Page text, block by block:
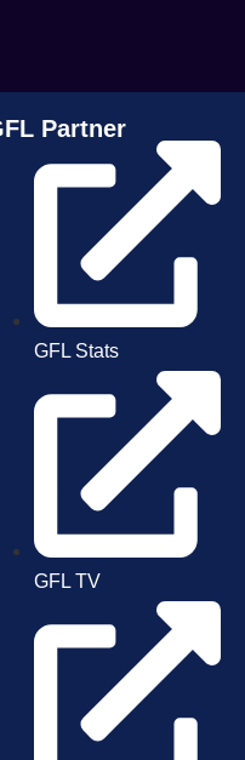
Partner
GFL Stats
GFL TV